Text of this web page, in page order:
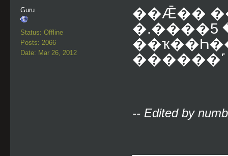
Guru
Status: Offline
Posts: 2066
Date: Mar 26, 2012
��Ǣ��
�.����آ ������ 5 �� <<<
-- Edited by